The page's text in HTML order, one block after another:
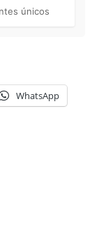
únicos
WhatsApp